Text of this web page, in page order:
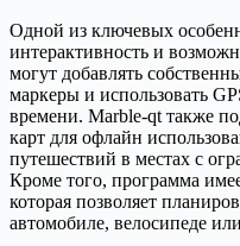
Одной из ключевых
интерактивность и
могут добавлять
маркеры и использовать
времени. Marble-qt также
карт для офлайн
путешествий в местах с
Кроме того, программа
которая позволяет
автомобиле, велосипеде